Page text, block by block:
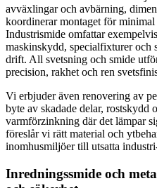
avväxlingar och avbärning,
koordinerar montaget för
Industrismide omfattar
maskinskydd, specialfixturer och
drift. All svetsning och smide
precision, rakhet och ren
Vi erbjuder även renovering av
byte av skadade delar, rostskydd
varmförzinkning där det lämpar
föreslår vi rätt material och
inomhusmiljöer till utsatta
Inredningssmide och